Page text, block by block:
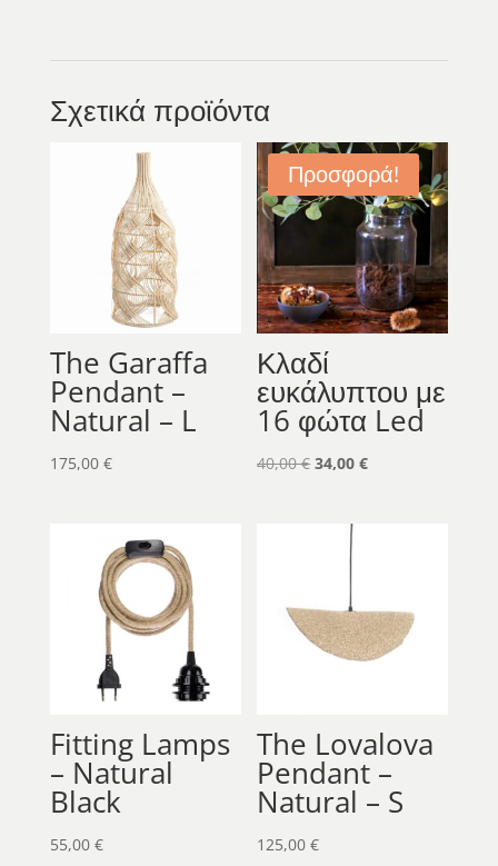
Σχετικά προϊόντα
The Garaffa
Pendant –
Natural – L
175,00 €
Προσφορά!
Κλαδί
ευκάλυπτου με
16 φώτα Led
40,00€ Original
40,00 €.
34,00€Η
Fitting Lamps
– Natural
Black
55,00 €
The Lovalova
Pendant –
Natural – S
125,00€